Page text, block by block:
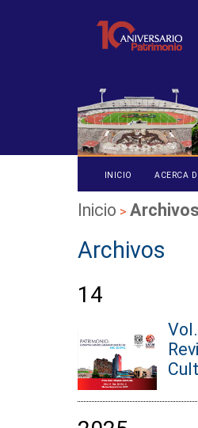
INICIO ACERCA
Inicio > Archivos
Archivos
14